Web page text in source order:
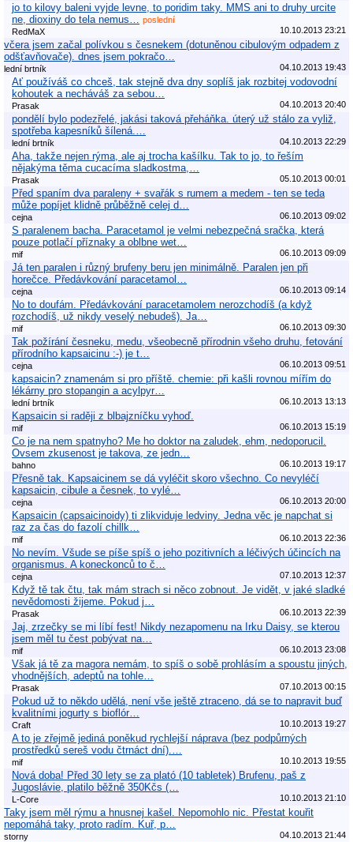
jo to kilovy baleni vyjde levne, to poridim taky. MMS ani to druhy urcite
ne, dioxiny do tela nemus…
poslední
RedMaX
10.10.2013 23:21
včera jsem začal polívkou s česnekem (dotuněnou cibulovým odpadem z
odšťavňovače). dnes jsem pokračo…
lední brtník 04.10.2013 19:43
Ať používáš co chceš, tak stejně dva dny soplíš jak rozbitej vodovodní
kohoutek a necháváš za sebou…
Prasak 04.10.2013 20:40
pondělí bylo podezřelé, jakási taková přeháňka. úterý už stálo za vyliž,
spotřeba kapesníků šílená.…
lední brtník 04.10.2013 22:29
Aha, takže nejen rýma, ale aj trocha kašílku. Tak to jo, to řeším
nějakýma těma cucacíma sladkostma,…
Prasak 05.10.2013 00:01
Před spaním dva paraleny + svařák s rumem a medem - ten se teda
může popíjet klidně průběžně celej d…
cejna 06.10.2013 09:02
S paralenem bacha. Paracetamol je velmi nebezpečná sračka, která
pouze potlačí příznaky a oblbne wet…
mif 06.10.2013 09:09
Já ten paralen i různý brufeny beru jen minimálně. Paralen jen při
horečce. Předávkování paracetamol…
cejna 06.10.2013 09:14
No to doufám. Předávkování paracetamolem nerozchodíš (a když
rozchodíš, už nikdy veselý nebudeš). Ja…
mif 06.10.2013 09:30
Tak požírání česneku, medu, všeobecně přírodnin všeho druhu, fetování
přírodního kapsaicinu :-) je t…
cejna 06.10.2013 09:51
kapsaicin? znamenám si pro příště. chemie: při kašli rovnou mířím do
lékárny pro stopangin a acylpyr…
lední brtník 06.10.2013 13:13
Kapsaicin si raději z blbajzníčku vyhoď.
mif 06.10.2013 15:19
Co je na nem spatnyho? Me ho doktor na zaludek, ehm, nedoporucil.
Ovsem zkusenost je takova, ze jedn…
bahno 06.10.2013 19:17
Přesně tak. Kapsaicinem se dá vyléčit skoro všechno. Co nevyléčí
kapsaicin, cibule a česnek, to vylé…
cejna 06.10.2013 20:00
Kapsaicin (capsaicinoidy) ti zlikviduje ledviny. Jedna věc je napchat si
raz za čas do fazolí chillk…
mif 06.10.2013 22:36
No nevím. Všude se píše spíš o jeho pozitivních a léčivých účincích na
organismus. A koneckonců to č…
cejna 07.10.2013 12:37
Když tě tak čtu, tak mám strach si něco zobnout. Je vidět, v jaké sladké
nevědomosti žijeme. Pokud j…
Prasak 06.10.2013 22:39
Jaj, zrzečky se mi líbí fest! Nikdy nezapomenu na Irku Daisy, se kterou
jsem měl tu čest pobývat na…
mif 06.10.2013 23:08
Však já tě za magora nemám, to spíš o sobě prohlásím a spoustu jiných,
vhodnějších, adeptů na tohle…
Prasak 07.10.2013 00:15
Pokud už to někdo udělá, není vše ještě ztraceno, dá se to napravit buď
kvalitními jogurty s bioflór…
Craft 10.10.2013 19:27
A to je zřejmě jediná poněkud rychlejší náprava (bez podpůrných
prostředků sereš vodu čtrnáct dní).…
mif 10.10.2013 19:55
Nová doba! Před 30 lety se za plató (10 tabletek) Brufenu, paš z
Jugoslávie, platilo běžně 350Kčs (…
L-Core 10.10.2013 21:10
Taky jsem měl rýmu a hnusnej kašel. Nepomohlo nic. Přestat kouřit
nepomáhá taky, proto radím. Kuř, p…
storny 04.10.2013 21:44